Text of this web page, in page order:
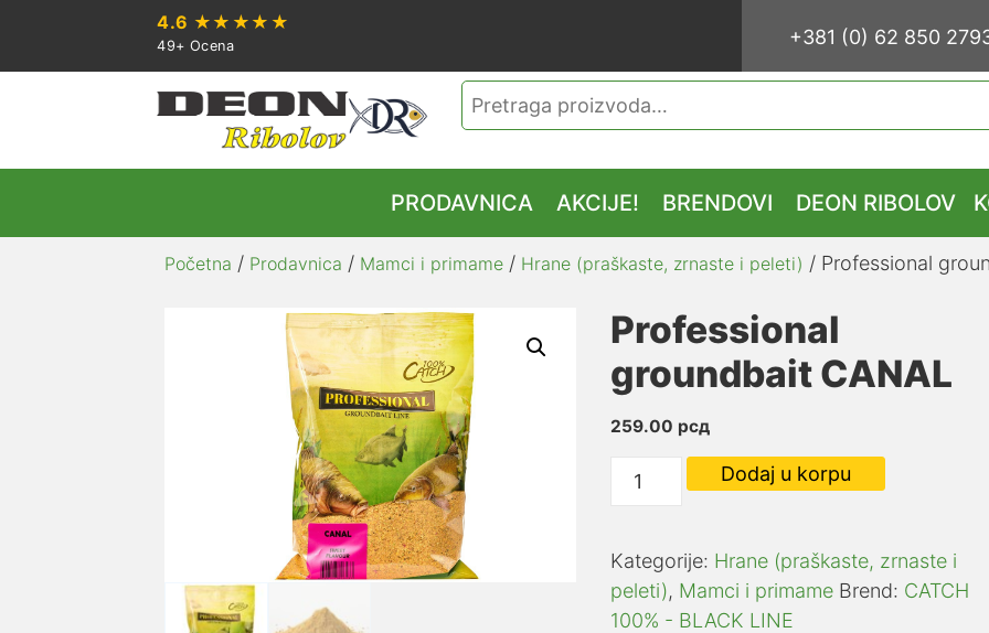
4.6 ★★★★★
49+ Ocena +381 (0) 62 850
Pretraga
za:
PRODAVNICA AKCIJE! BRENDOVI DEON RIBOLOV
Početna / Prodavnica / Mamci i primame / Hrane (praškaste, zrnaste i peleti) / Professional
Professional
groundbait CANAL
259.00 рсд
Professional
groundbait
količina
Dodaj u korpu
Kategorije: Hrane (praškaste, zrnaste i
peleti), Mamci i primame Brend: CATCH
100% - BLACK LINE